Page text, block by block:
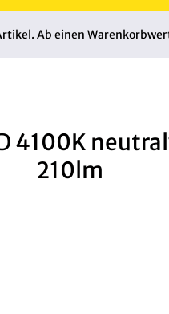
Ab einen
4100K
210lm